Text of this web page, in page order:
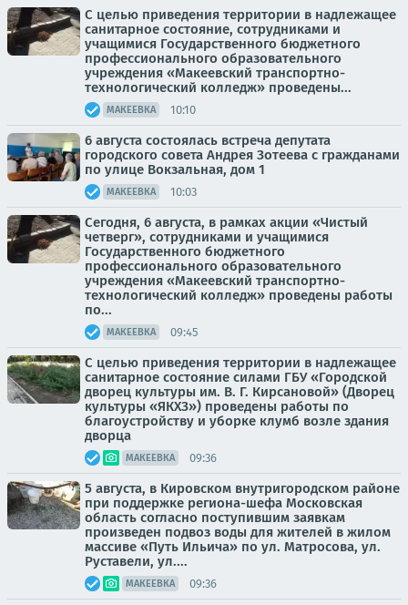
С целью приведения территории в надлежащее
санитарное состояние, сотрудниками и
учащимися Государственного бюджетного
профессионального образовательного
учреждения «Макеевский транспортно-
технологический колледж» проведены...
МАКЕЕВКА 10:10
6 августа состоялась встреча депутата
городского совета Андрея Зотеева с гражданами
по улице Вокзальная, дом 1
МАКЕЕВКА 10:03
Сегодня, 6 августа, в рамках акции «Чистый
четверг», сотрудниками и учащимися
Государственного бюджетного
профессионального образовательного
учреждения «Макеевский транспортно-
технологический колледж» проведены работы
по...
МАКЕЕВКА 09:45
С целью приведения территории в надлежащее
санитарное состояние силами ГБУ «Городской
дворец культуры им. В. Г. Кирсановой» (Дворец
культуры «ЯКХЗ») проведены работы по
благоустройству и уборке клумб возле здания
дворца
МАКЕЕВКА 09:36
5 августа, в Кировском внутригородском районе
при поддержке региона-шефа Московская
область согласно поступившим заявкам
произведен подвоз воды для жителей в жилом
массиве «Путь Ильича» по ул. Матросова, ул.
Руставели, ул....
МАКЕЕВКА 09:36